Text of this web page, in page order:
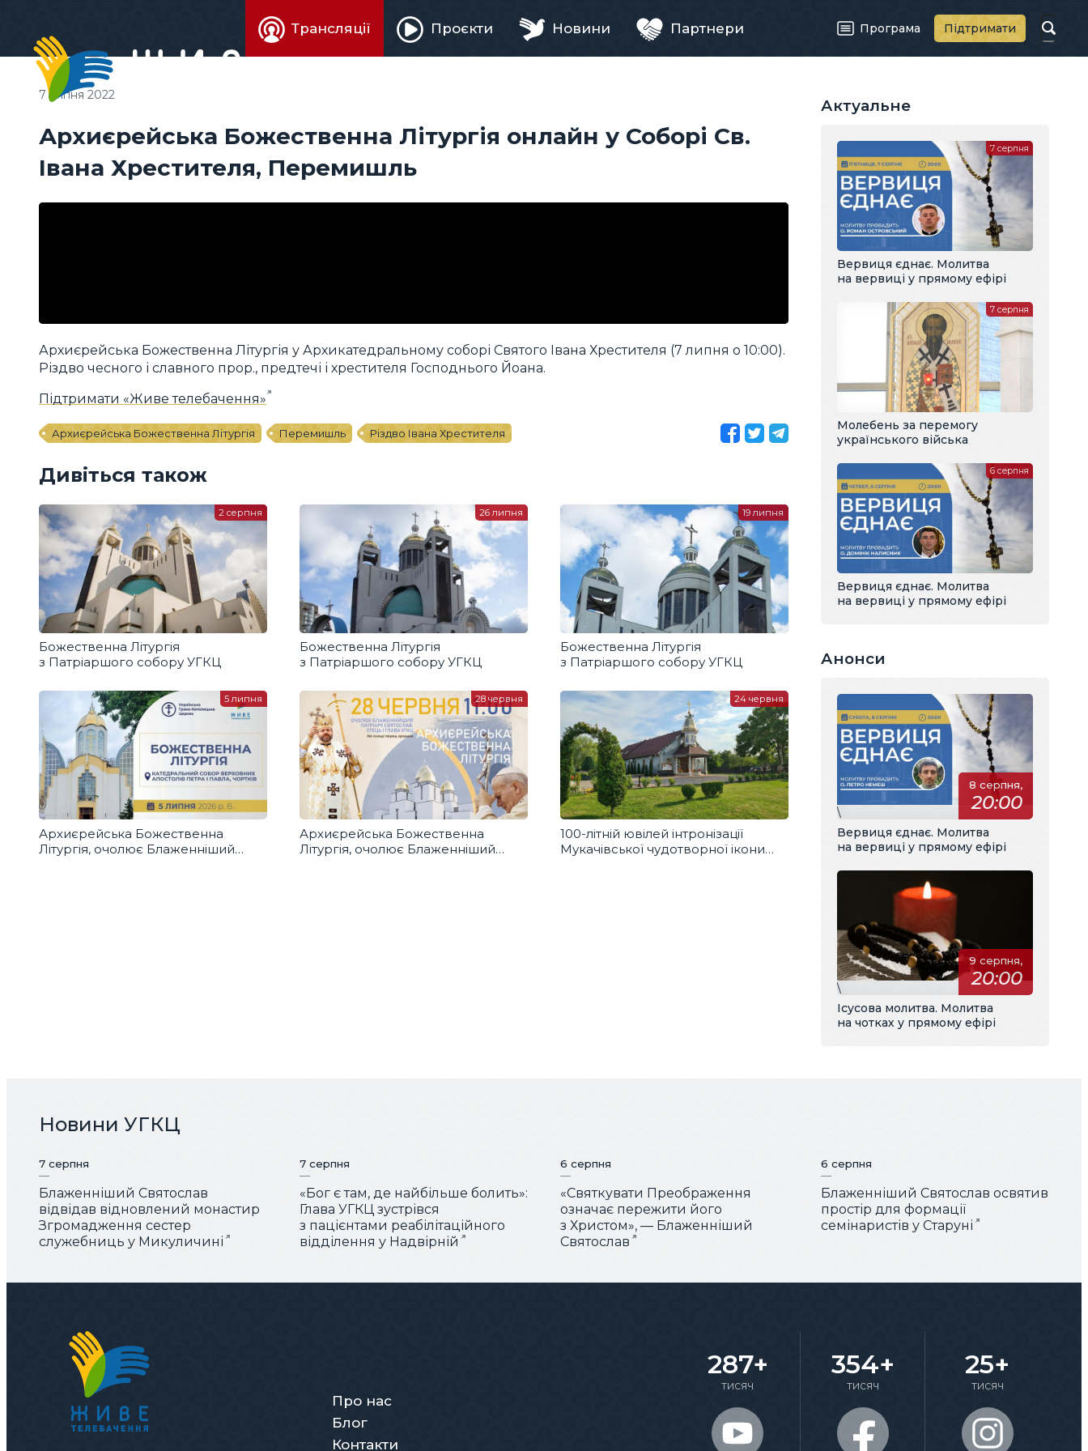
Живе
телебачення
Трансляції Проєкти Новини Партнери Програма Підтримати
Архиєрейська Божественна Літургія онлайн у Соборі Св.
Івана Хрестителя, Перемишль
7 липня 2022
Архиєрейська Божественна Літургія у Архикатедральному соборі Святого Івана Хрестителя (7 липня о 10:00).
Різдво чесного і славного прор., предтечі і хрестителя Господнього Йоана.
Підтримати «Живе телебачення»
Архиєрейська Божественна Літургія Перемишль Різдво Івана Хрестителя
Дивіться також
Божественна Літургія
з Патріаршого собору УГКЦ
2 серпня
Божественна Літургія
з Патріаршого собору УГКЦ
26 липня
Божественна Літургія
з Патріаршого собору УГКЦ
19 липня
Архиєрейська Божественна
Літургія, очолює Блаженніший
5 липня
Архиєрейська Божественна
Літургія, очолює Блаженніший
28 червня
100-літній ювілей інтронізації
Мукачівської чудотворної ікони
24 червня
Актуальне
Вервиця єднає. Молитва
на вервиці у прямому ефірі
7 серпня
Молебень за перемогу
українського війська
7 серпня
Вервиця єднає. Молитва
на вервиці у прямому ефірі
6 серпня
Анонси
8 серпня,
20:00
\
Вервиця єднає. Молитва
на вервиці у прямому ефірі
9 серпня,
20:00
\
Ісусова молитва. Молитва
на чотках у прямому ефірі
Новини УГКЦ
7 серпня
Блаженніший Святослав
відвідав відновлений монастир
Згромадження сестер
служебниць у Микуличині
7 серпня
«Бог є там, де найбільше болить»:
Глава УГКЦ зустрівся
з пацієнтами реабілітаційного
відділення у Надвірній
6 серпня
«Святкувати Преображення
означає пережити його
з Христом», — Блаженніший
Святослав
6 серпня
Блаженніший Святослав освятив
простір для формації
семінаристів у Старуні
Про нас
Блог
Контакти
287+
тисяч
354+
тисяч
25+
тисяч